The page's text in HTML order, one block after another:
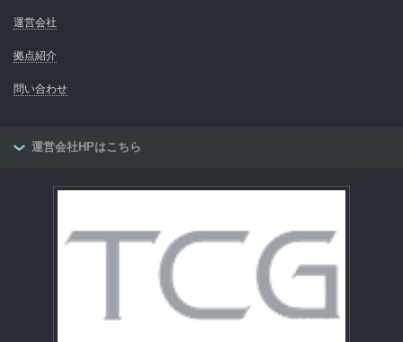
運営会社
拠点紹介
問い合わせ
運営会社HPはこちら